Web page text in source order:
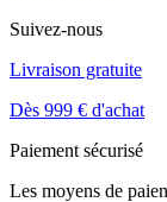
Suivez-nous
Livraison gratuite
Dès 999 € d'achat
Paiement sécurisé
Les moyens de